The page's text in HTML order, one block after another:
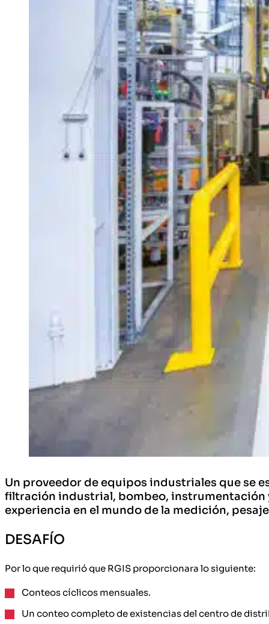
Un proveedor de equipos industriales que se
filtración industrial, bombeo, instrumentación
experiencia en el mundo de la medición,
DESAFÍO
Por lo que requirió que RGIS proporcionara lo siguiente:
Conteos cíclicos mensuales.
Un conteo completo de existencias del centro de